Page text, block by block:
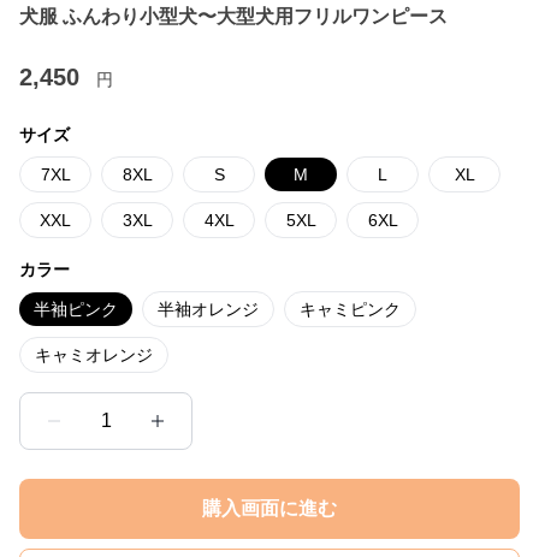
犬服 ふんわり小型犬〜大型犬用フリルワンピース
2,450 円
サイズ
7XL 8XL S M L XL
XXL 3XL 4XL 5XL 6XL
カラー
半袖ピンク 半袖オレンジ キャミピンク
キャミオレンジ
1
購入画面に進む